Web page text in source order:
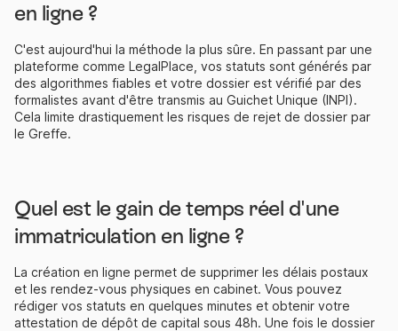
en ligne ?
C'est aujourd'hui la méthode la plus sûre. En passant par une
plateforme comme LegalPlace, vos statuts sont générés par
des algorithmes fiables et votre dossier est vérifié par des
formalistes avant d'être transmis au Guichet Unique (INPI).
Cela limite drastiquement les risques de rejet de dossier par
le Greffe.
Quel est le gain de temps réel d'une
immatriculation en ligne ?
La création en ligne permet de supprimer les délais postaux
et les rendez-vous physiques en cabinet. Vous pouvez
rédiger vos statuts en quelques minutes et obtenir votre
attestation de dépôt de capital sous 48h. Une fois le dossier